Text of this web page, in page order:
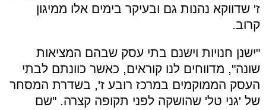
ז' שדווקא נהנות גם ובעיקר בימים אלו ממיגון
קרוב.
"ישנן חנויות וישנם בתי עסק שבהם המציאות
שונה", מדווחים לנו קוראים, כאשר כוונתם לבתי
העסק הממוקמים במרכז רובע ז', בשדרת המסחר
של 'גני טל' שהושקה לפני תקופה קצרה. "שם